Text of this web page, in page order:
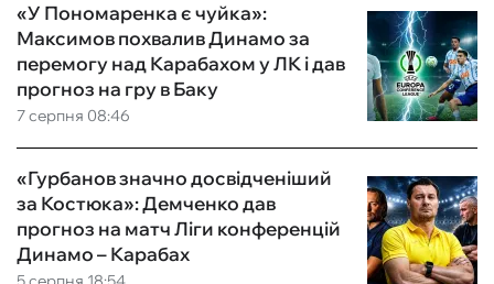
7 серпня 08:46
«У Пономаренка є чуйка»:
Максимов похвалив Динамо за
перемогу над Карабахом у ЛК і дав
прогноз на гру в Баку
«Гурбанов значно досвідченіший
за Костюка»: Демченко дав
прогноз на матч Ліги конференцій
Динамо – Карабах